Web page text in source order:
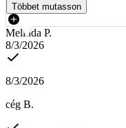
Többet mutasson
Melinda P.
8/3/2026
8/3/2026
cég B.